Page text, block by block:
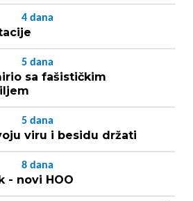
4 dana
5 dana
sa fašističkim
5 dana
viru i besidu držati
8 dana
- novi HOO